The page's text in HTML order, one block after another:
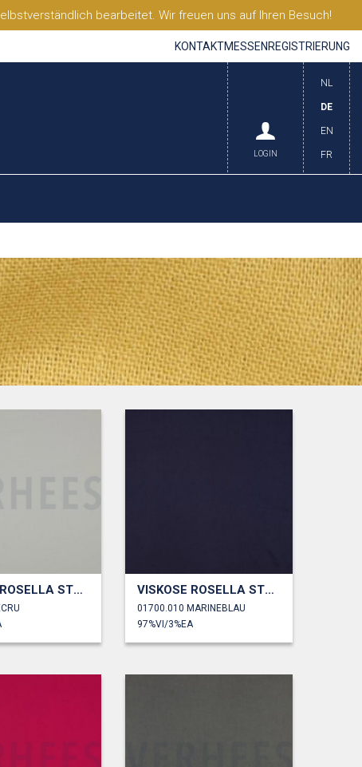
bearbeitet. Wir freuen uns auf Ihren Besuch!
KONTAKTMESSEN REGISTRIERUNG
NL
DE
EN
FR
LOGIN
VISKOSE ROSELLA STRETCH VISKOSE ROSELLA STRETCH
01700.010 MARINEBLAU
97%VI/3%EA